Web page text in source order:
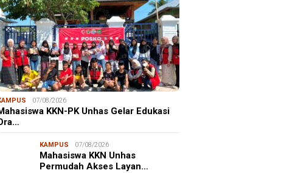
07/08/2026
KKN-PK Unhas Gelar Edukasi
KAMPUS 07/08/2026
Mahasiswa KKN Unhas
Permudah Akses Layan…